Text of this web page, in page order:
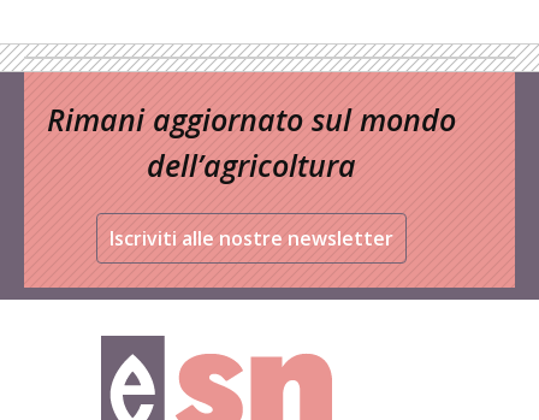
Rimani aggiornato sul mondo
dell’agricoltura
Iscriviti alle nostre newsletter